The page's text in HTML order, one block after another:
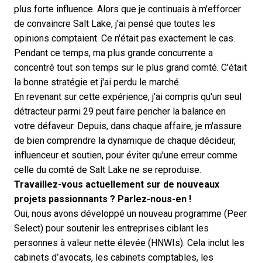
plus forte influence. Alors que je continuais à m'efforcer
de convaincre Salt Lake, j'ai pensé que toutes les
opinions comptaient. Ce n'était pas exactement le cas.
Pendant ce temps, ma plus grande concurrente a
concentré tout son temps sur le plus grand comté. C'était
la bonne stratégie et j'ai perdu le marché.
En revenant sur cette expérience, j'ai compris qu'un seul
détracteur parmi 29 peut faire pencher la balance en
votre défaveur. Depuis, dans chaque affaire, je m'assure
de bien comprendre la dynamique de chaque décideur,
influenceur et soutien, pour éviter qu'une erreur comme
celle du comté de Salt Lake ne se reproduise.
Travaillez-vous actuellement sur de nouveaux
projets passionnants ? Parlez-nous-en !
Oui, nous avons développé un nouveau programme ( Peer
Select) pour soutenir les entreprises ciblant les
personnes à valeur nette élevée (HNWIs). Cela inclut les
cabinets d’avocats, les cabinets comptables, les